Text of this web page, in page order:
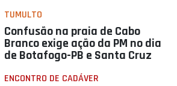
TUMULTO
Confusão na praia de Cabo
Branco exige ação da PM no dia
de Botafogo-PB e Santa Cruz
ENCONTRO DE CADÁVER